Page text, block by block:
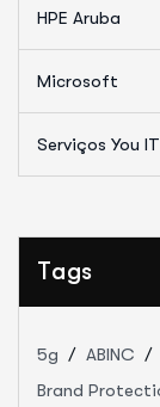
HPE Aruba
Microsoft
Serviços You IT
Tags
5g ABINC
Brand